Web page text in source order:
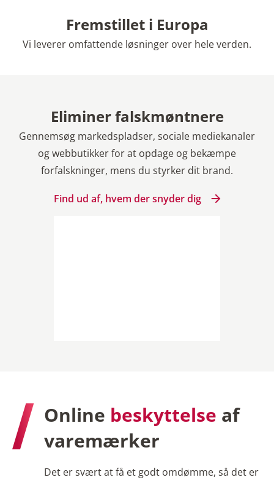
Fremstillet i Europa
Vi leverer omfattende løsninger over hele verden.
Eliminer falskmøntnere
Gennemsøg markedspladser, sociale mediekanaler
og webbutikker for at opdage og bekæmpe
forfalskninger, mens du styrker dit brand.
Find ud af, hvem der snyder dig
Online beskyttelse af
varemærker
Det er svært at få et godt omdømme, så det er